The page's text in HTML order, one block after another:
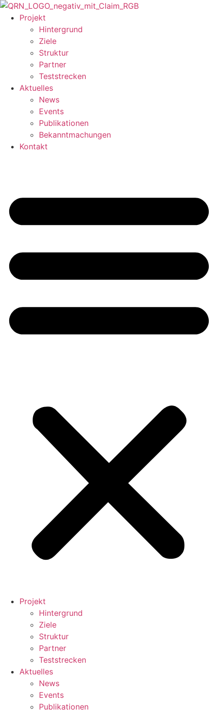
Zum
Inhalt
springen
Projekt
Hintergrund
Ziele
Struktur
Partner
Teststrecken
Aktuelles
News
Events
Publikationen
Bekanntmachungen
Kontakt
Projekt
Hintergrund
Ziele
Struktur
Partner
Teststrecken
Aktuelles
News
Events
Publikationen